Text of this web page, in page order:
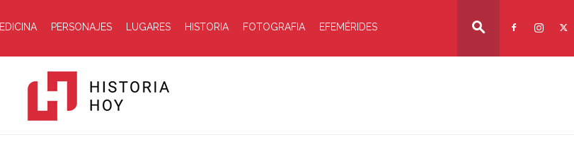
PERSONAJES LUGARES HISTORIA FOTOGRAFIA EFEMÉRIDES